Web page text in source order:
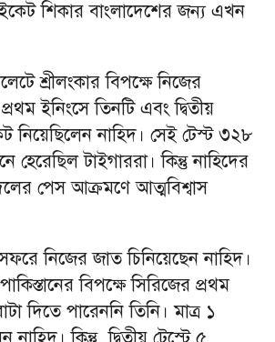
শিকার বাংলাদেশের জন্য এখন
শ্রীলংকার বিপক্ষে নিজের
ইনিংসে তিনটি এবং দ্বিতীয়
নিয়েছিলেন নাহিদ। সেই টেস্ট ৩২৮
হেরেছিল টাইগাররা। কিন্তু নাহিদের
পেস আক্রমণে আত্মবিশ্বাস
নিজের জাত চিনিয়েছেন নাহিদ।
বিপক্ষে সিরিজের প্রথম
দিতে পারেননি তিনি। মাত্র ১